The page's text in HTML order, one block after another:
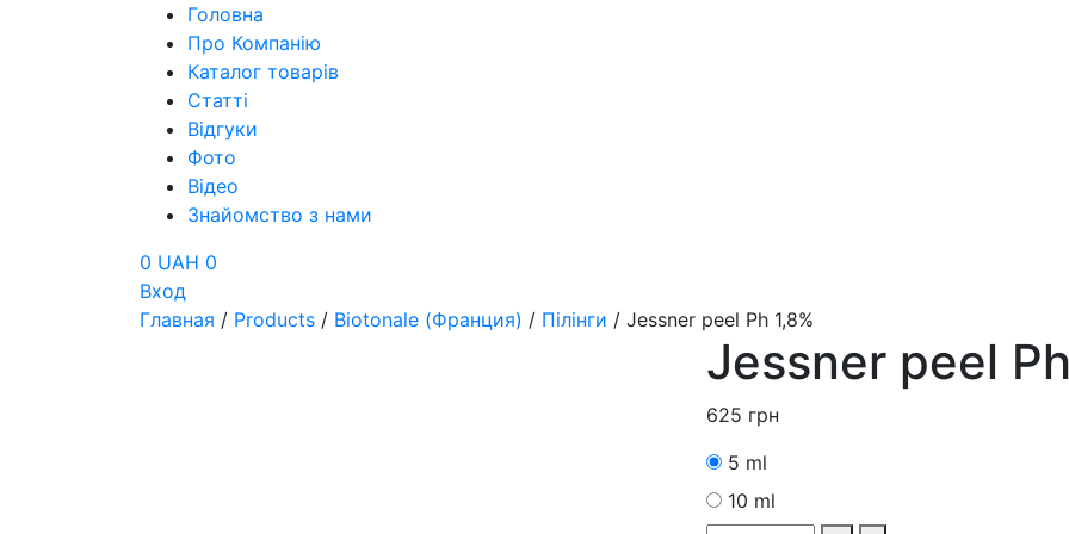
Головна
Про Компанію
Каталог товарів
Статті
Відгуки
Фото
Відео
Знайомство з нами
0 UAH 0
Вход
Главная / Products / Biotonale (Франция) / Пілінги / Jessner peel Рh 1,8%
Jessner peel
625 грн
5 ml
10 ml